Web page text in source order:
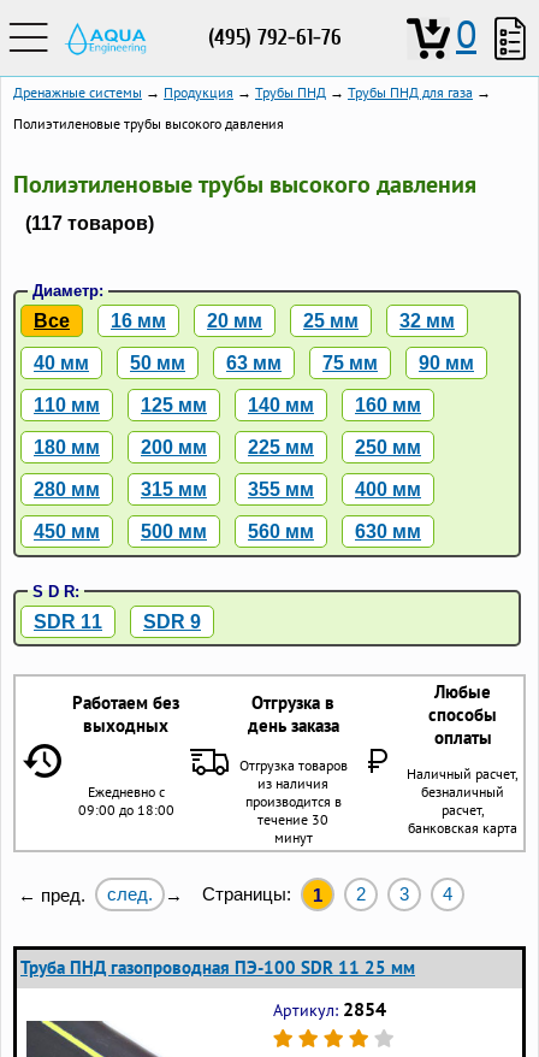
(495) 792-61-76 0
Дренажные системы → Продукция → Трубы ПНД → Трубы ПНД для газа →
Полиэтиленовые трубы высокого давления
Полиэтиленовые трубы высокого давления
(117 товаров)
Диаметр:
Все 16 мм 20 мм 25 мм 32 мм
40 мм 50 мм 63 мм 75 мм 90 мм
110 мм 125 мм 140 мм 160 мм
180 мм 200 мм 225 мм 250 мм
280 мм 315 мм 355 мм 400 мм
450 мм 500 мм 560 мм 630 мм
S D R:
SDR 11 SDR 9
Работаем без
выходных
Отгрузка в
день заказа
Любые
способы
оплаты
Ежедневно с
09:00 до 18:00
Отгрузка товаров
из наличия
производится в
течение 30
минут
Наличный расчет,
безналичный
расчет,
банковская карта
← пред. след. → Страницы: 1 2 3 4
Труба ПНД газопроводная ПЭ-100 SDR 11 25 мм
Артикул: 2854